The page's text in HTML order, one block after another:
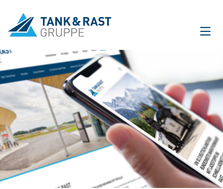
International
Unternehmen
Für Gäste
Partner